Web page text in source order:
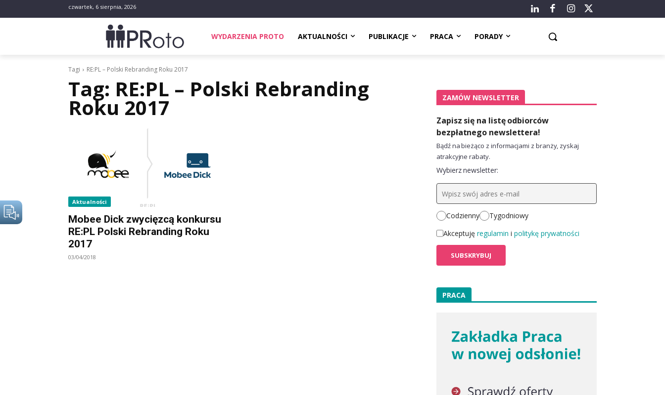
czwartek, 6 sierpnia, 2026
WYDARZENIA PROTO AKTUALNOŚCI PUBLIKACJE PRACA PORADY
Tagi RE:PL – Polski Rebranding Roku 2017
Tag: RE:PL – Polski Rebranding
Roku 2017
Aktualności
Mobee Dick zwycięzcą konkursu
RE:PL Polski Rebranding Roku
2017
03/04/2018
ZAMÓW NEWSLETTER
Zapisz się na listę odbiorców
bezpłatnego newslettera!
Bądź na bieżąco z informacjami z branży, zyskaj
atrakcyjne rabaty.
Wybierz newsletter:
Codzienny
Tygodniowy
Akceptuję regulamin i politykę prywatności
PRACA